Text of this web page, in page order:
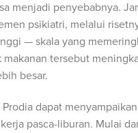
menjadi penyebabnya.
psikiatri, melalui
— skala yang
makanan tersebut
besar.
Prodia dapat
pasca-liburan. Mulai